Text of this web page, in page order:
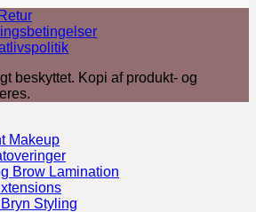
beskyttet. Kopi af produkt- og
Makeup
Brow Lamination
Styling